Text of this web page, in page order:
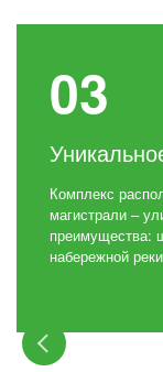
Комплекс
магистрали –
преимущества:
набережной